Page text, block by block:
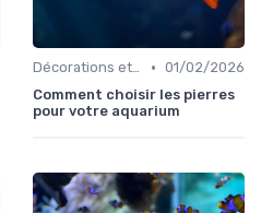
Décorations et plantes • 01/02/2026
Comment choisir les pierres
pour votre aquarium